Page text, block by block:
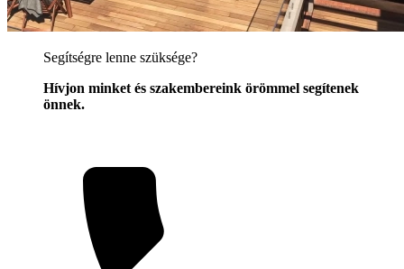
Segítségre lenne szüksége?
Hívjon minket és szakembereink örömmel segítenek
önnek.